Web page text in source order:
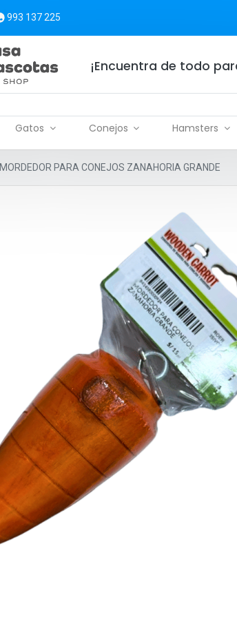
993 137 225
¡Encuentra de todo
Gatos Conejos Hamsters
MORDEDOR PARA CONEJOS ZANAHORIA GRANDE